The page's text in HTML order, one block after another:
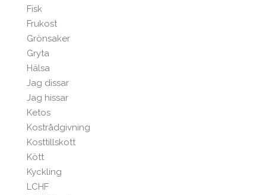
Fisk
Frukost
Grönsaker
Gryta
Hälsa
Jag dissar
Jag hissar
Ketos
Kostrådgivning
Kosttillskott
Kött
Kyckling
LCHF